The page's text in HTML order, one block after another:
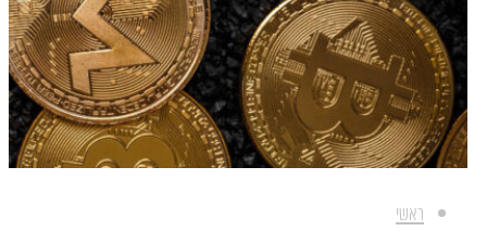
ראשי